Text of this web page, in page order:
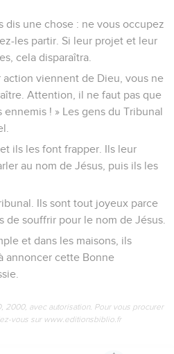
dis une chose : ne vous occupez
les partir. Si leur projet et leur
cela disparaîtra.
viennent de Dieu, vous ne
Attention, il ne faut pas que
! » Les gens du Tribunal
ils les font frapper. Ils leur
au nom de Jésus, puis ils les
Ils sont tout joyeux parce
de souffrir pour le nom de Jésus.
et dans les maisons, ils
annoncer cette Bonne
2000, avec autorisation. Pour vous procurer
vous sur www.editionsbiblio.fr